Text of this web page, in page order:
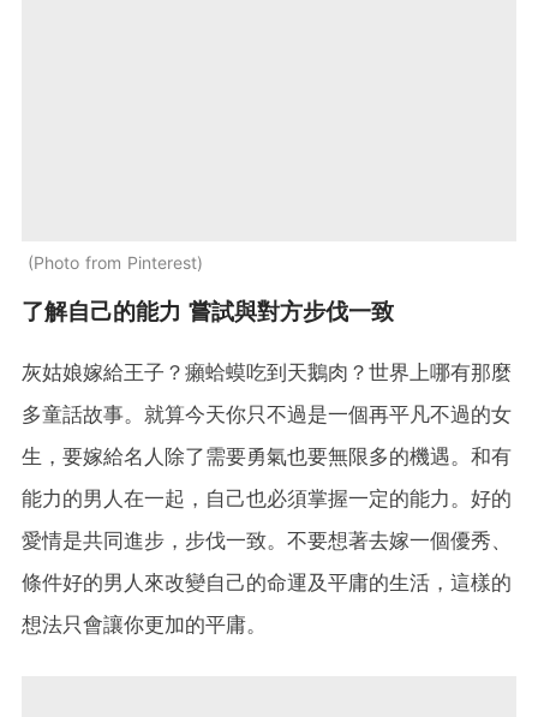
Photo from Pinterest
了解自己的能力 嘗試與對方步伐一致
灰姑娘嫁給王子？癩蛤蟆吃到天鵝肉？世界上哪有那麼
多童話故事。就算今天你只不過是一個再平凡不過的女
生，要嫁給名人除了需要勇氣也要無限多的機遇。和有
能力的男人在一起，自己也必須掌握一定的能力。好的
愛情是共同進步，步伐一致。不要想著去嫁一個優秀、
條件好的男人來改變自己的命運及平庸的生活，這樣的
想法只會讓你更加的平庸。